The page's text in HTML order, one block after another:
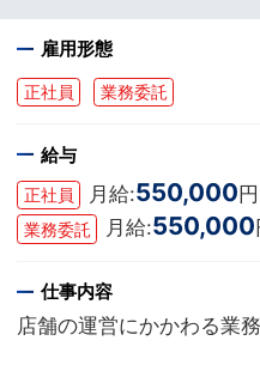
雇用形態
正社員 業務委託
給与
正社員 月給:550,000
業務委託 月給:550,000
仕事内容
店舗の運営にかかわる業